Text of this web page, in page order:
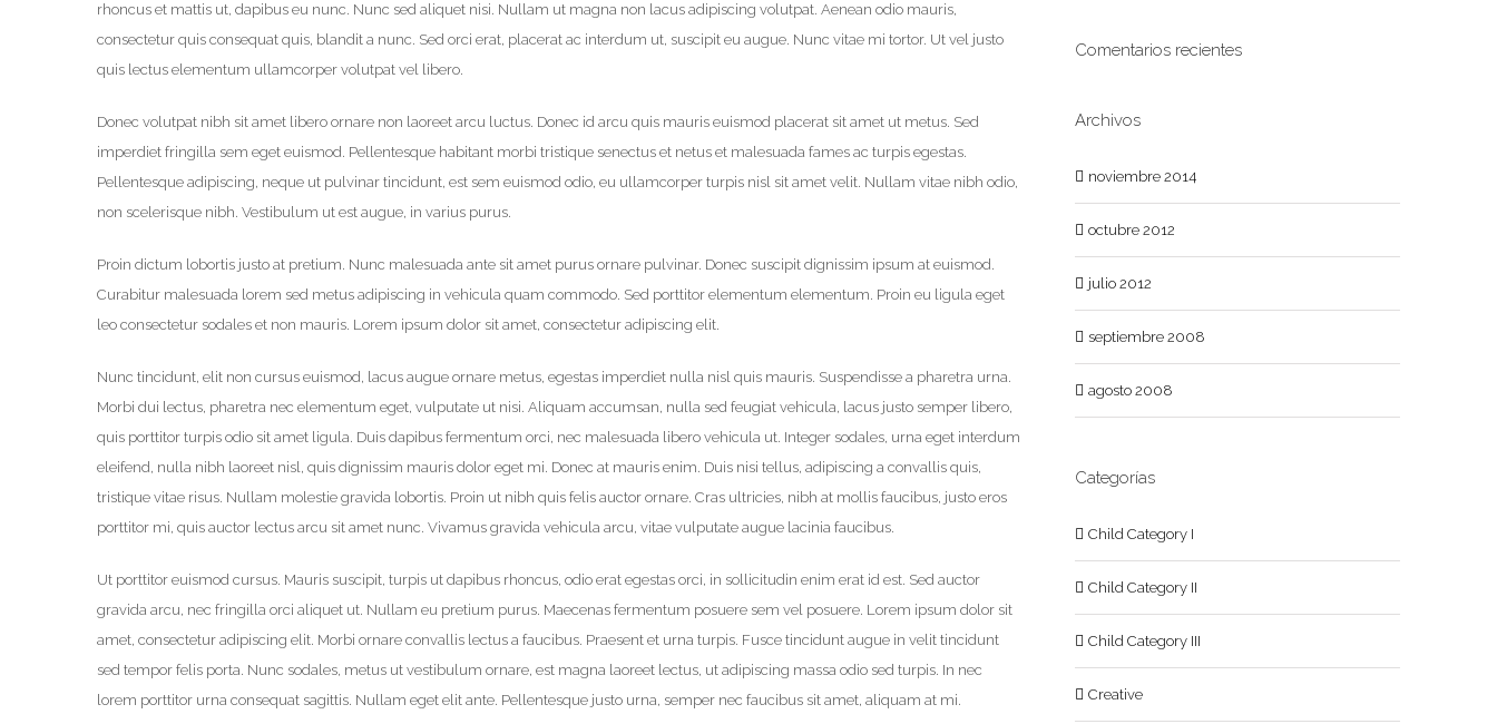
rhoncus et mattis ut, dapibus eu nunc. Nunc sed aliquet nisi. Nullam ut magna non lacus adipiscing volutpat. Aenean odio mauris,
consectetur quis consequat quis, blandit a nunc. Sed orci erat, placerat ac interdum ut, suscipit eu augue. Nunc vitae mi tortor. Ut vel justo
quis lectus elementum ullamcorper volutpat vel libero.
Donec volutpat nibh sit amet libero ornare non laoreet arcu luctus. Donec id arcu quis mauris euismod placerat sit amet ut metus. Sed
imperdiet fringilla sem eget euismod. Pellentesque habitant morbi tristique senectus et netus et malesuada fames ac turpis egestas.
Pellentesque adipiscing, neque ut pulvinar tincidunt, est sem euismod odio, eu ullamcorper turpis nisl sit amet velit. Nullam vitae nibh odio,
non scelerisque nibh. Vestibulum ut est augue, in varius purus.
Proin dictum lobortis justo at pretium. Nunc malesuada ante sit amet purus ornare pulvinar. Donec suscipit dignissim ipsum at euismod.
Curabitur malesuada lorem sed metus adipiscing in vehicula quam commodo. Sed porttitor elementum elementum. Proin eu ligula eget
leo consectetur sodales et non mauris. Lorem ipsum dolor sit amet, consectetur adipiscing elit.
Nunc tincidunt, elit non cursus euismod, lacus augue ornare metus, egestas imperdiet nulla nisl quis mauris. Suspendisse a pharetra urna.
Morbi dui lectus, pharetra nec elementum eget, vulputate ut nisi. Aliquam accumsan, nulla sed feugiat vehicula, lacus justo semper libero,
quis porttitor turpis odio sit amet ligula. Duis dapibus fermentum orci, nec malesuada libero vehicula ut. Integer sodales, urna eget interdum
eleifend, nulla nibh laoreet nisl, quis dignissim mauris dolor eget mi. Donec at mauris enim. Duis nisi tellus, adipiscing a convallis quis,
tristique vitae risus. Nullam molestie gravida lobortis. Proin ut nibh quis felis auctor ornare. Cras ultricies, nibh at mollis faucibus, justo eros
porttitor mi, quis auctor lectus arcu sit amet nunc. Vivamus gravida vehicula arcu, vitae vulputate augue lacinia faucibus.
Ut porttitor euismod cursus. Mauris suscipit, turpis ut dapibus rhoncus, odio erat egestas orci, in sollicitudin enim erat id est. Sed auctor
gravida arcu, nec fringilla orci aliquet ut. Nullam eu pretium purus. Maecenas fermentum posuere sem vel posuere. Lorem ipsum dolor sit
amet, consectetur adipiscing elit. Morbi ornare convallis lectus a faucibus. Praesent et urna turpis. Fusce tincidunt augue in velit tincidunt
sed tempor felis porta. Nunc sodales, metus ut vestibulum ornare, est magna laoreet lectus, ut adipiscing massa odio sed turpis. In nec
lorem porttitor urna consequat sagittis. Nullam eget elit ante. Pellentesque justo urna, semper nec faucibus sit amet, aliquam at mi.
Comentarios recientes
Archivos
noviembre 2014
octubre 2012
julio 2012
septiembre 2008
agosto 2008
Categorías
Child Category I
Child Category II
Child Category III
Creative